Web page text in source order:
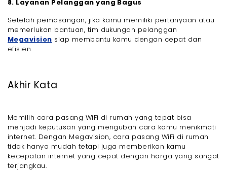
8. Layanan Pelanggan yang Bagus
Setelah pemasangan, jika kamu memiliki pertanyaan atau
memerlukan bantuan, tim dukungan pelanggan
Megavision siap membantu kamu dengan cepat dan
efisien.
Akhir Kata
Memilih cara pasang WiFi di rumah yang tepat bisa
menjadi keputusan yang mengubah cara kamu menikmati
internet. Dengan Megavision, cara pasang WiFi di rumah
tidak hanya mudah tetapi juga memberikan kamu
kecepatan internet yang cepat dengan harga yang sangat
terjangkau.